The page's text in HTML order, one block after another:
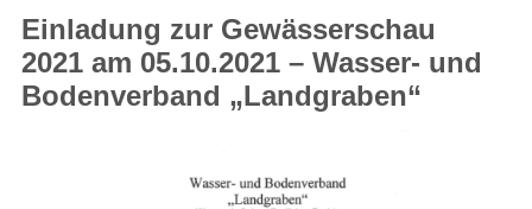
Rathaus
Natur – Kultur – Tourismus
Einladung zur Gewässerschau
2021 am 05.10.2021 – Wasser- und
Bodenverband „Landgraben“